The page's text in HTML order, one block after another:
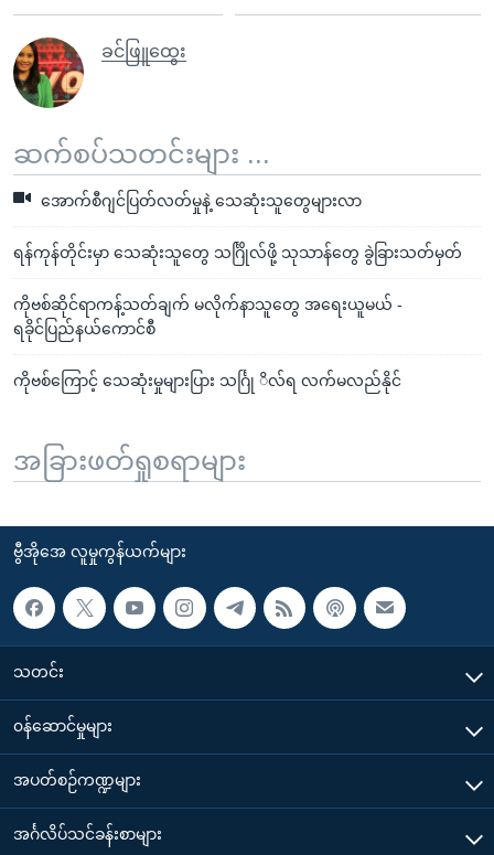
ခင်ဖြူထွေး
ဆက်စပ်သတင်းများ ...
အောက်စီဂျင်ပြတ်လတ်မှုနဲ့ သေဆုံးသူတွေများလာ
ရန်ကုန်တိုင်းမှာ သေဆုံးသူတွေ သင်္ဂြိုလ်ဖို့ သုသာန်တွေ ခွဲခြားသတ်မှတ်
ကိုဗစ်ဆိုင်ရာကန့်သတ်ချက် မလိုက်နာသူတွေ အရေးယူမယ် -
ရခိုင်ပြည်နယ်ကောင်စီ
ကိုဗစ်ကြောင့် သေဆုံးမှုများပြား သင်္ဂြု ိလ်ရ လက်မလည်နိုင်
အခြားဖတ်ရှုစရာများ
ဗွီအိုအေ လူမှုကွန်ယက်များ
သတင်း
၀န်ဆောင်မှုများ
အပတ်စဉ်ကဏ္ဍများ
အင်္ဂလိပ်သင်ခန်းစာများ